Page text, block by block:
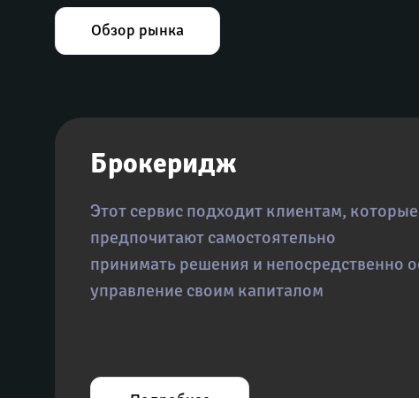
Обзор рынка
Брокеридж
Этот сервис подходит клиентам, которые
предпочитают самостоятельно
принимать решения и непосредственно
управление своим капиталом